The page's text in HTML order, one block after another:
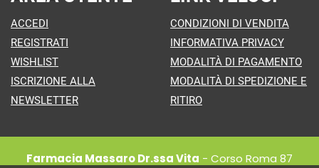
ACCEDI
REGISTRATI
WISHLIST
ISCRIZIONE ALLA
NEWSLETTER
CONDIZIONI DI VENDITA
INFORMATIVA PRIVACY
MODALITÀ DI PAGAMENTO
MODALITÀ DI SPEDIZIONE E
RITIRO
Farmacia Massaro Dr.ssa Vita - Corso Roma 87